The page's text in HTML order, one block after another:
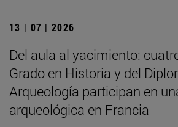
13 | 07 | 2026
Del aula al yacimiento:
Grado en Historia y del
Arqueología participan en
arqueológica en Francia